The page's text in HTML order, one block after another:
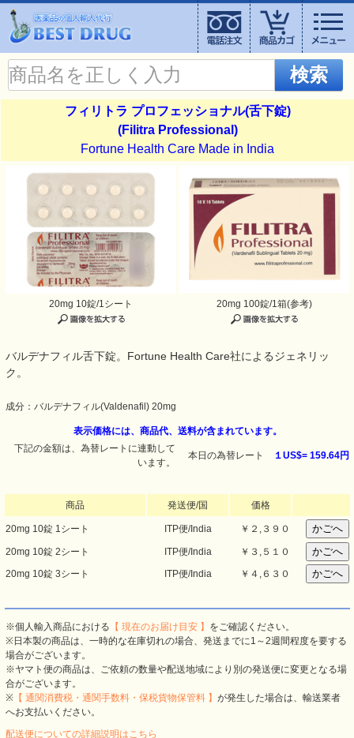
検索
フィリトラ プロフェッショナル(舌下錠)
(Filitra Professional)
Fortune Health Care Made in India
20mg 10錠/1シート 20mg 100錠/1箱(参考)
バルデナフィル舌下錠。Fortune Health Care社によるジェネリッ
ク。
成分：バルデナフィル(Valdenafil) 20mg
表示価格には、商品代、送料が含まれています。
下記の金額は、為替レートに連動して
います。
本日の為替レート １US$= 159.64円
商品 発送便/国 価格
20mg 10錠 1シート ITP便/India ￥ ２,３９０
20mg 10錠 2シート ITP便/India ￥ ３,５１０
20mg 10錠 3シート
ITP便/India ￥ ４,６３０
※個人輸入商品における 【 現在のお届け目安 】 をご確認ください。
※日本製の商品は、一時的な在庫切れの場合、発送までに1～2週間程度を要する
場合がございます。
※ヤマト便の商品は、ご依頼の数量や配送地域により別の発送便に変更となる場
合がございます。
※ 【 通関消費税・通関手数料・保税貨物保管料 】 が発生した場合は、輸送業者
へお支払いください。
配送便についての詳細説明はこちら